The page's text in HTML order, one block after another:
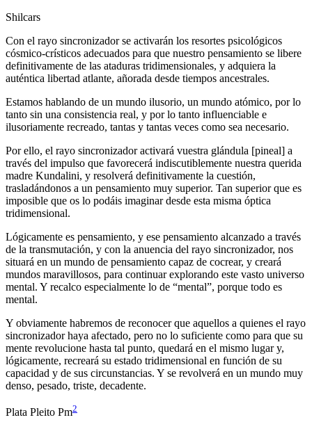
Shilcars
Con el rayo sincronizador se activarán los resortes psicológicos
cósmico-crísticos adecuados para que nuestro pensamiento se libere
definitivamente de las ataduras tridimensionales, y adquiera la
auténtica libertad atlante, añorada desde tiempos ancestrales.
Estamos hablando de un mundo ilusorio, un mundo atómico, por lo
tanto sin una consistencia real, y por lo tanto influenciable e
ilusoriamente recreado, tantas y tantas veces como sea necesario.
Por ello, el rayo sincronizador activará vuestra glándula [pineal] a
través del impulso que favorecerá indiscutiblemente nuestra querida
madre Kundalini, y resolverá definitivamente la cuestión,
trasladándonos a un pensamiento muy superior. Tan superior que es
imposible que os lo podáis imaginar desde esta misma óptica
tridimensional.
Lógicamente es pensamiento, y ese pensamiento alcanzado a través
de la transmutación, y con la anuencia del rayo sincronizador, nos
situará en un mundo de pensamiento capaz de cocrear, y creará
mundos maravillosos, para continuar explorando este vasto universo
mental. Y recalco especialmente lo de “mental”, porque todo es
mental.
Y obviamente habremos de reconocer que aquellos a quienes el rayo
sincronizador haya afectado, pero no lo suficiente como para que su
mente revolucione hasta tal punto, quedará en el mismo lugar y,
lógicamente, recreará su estado tridimensional en función de su
capacidad y de sus circunstancias. Y se revolverá en un mundo muy
denso, pesado, triste, decadente.
Plata Pleito Pm2